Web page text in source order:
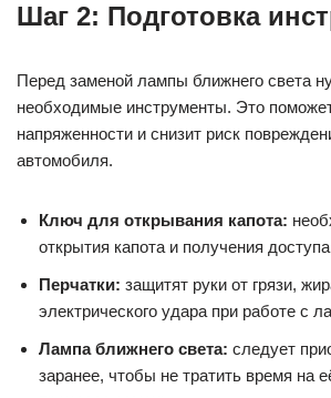
Шаг 2: Подготовка
Перед заменой лампы ближнего света
необходимые инструменты. Это
напряженности и снизит риск
автомобиля.
Ключ для открывания капота:
открытия капота и получения
Перчатки: защитят руки от грязи,
электрического удара при работе с
Лампа ближнего света: следует
заранее, чтобы не тратить время на